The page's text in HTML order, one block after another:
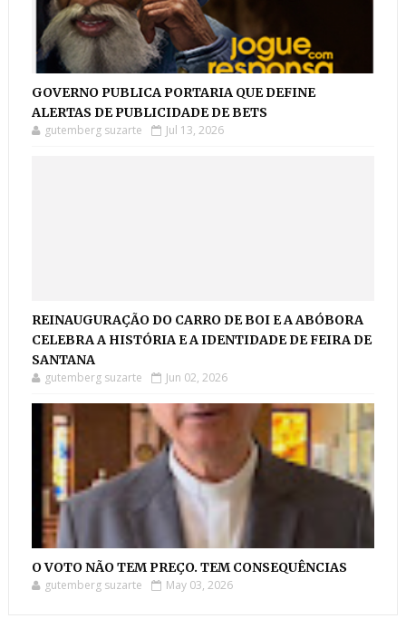
GOVERNO PUBLICA PORTARIA QUE DEFINE
ALERTAS DE PUBLICIDADE DE BETS
gutemberg suzarte Jul 13, 2026
REINAUGURAÇÃO DO CARRO DE BOI E A ABÓBORA
CELEBRA A HISTÓRIA E A IDENTIDADE DE FEIRA DE
SANTANA
gutemberg suzarte Jun 02, 2026
O VOTO NÃO TEM PREÇO. TEM CONSEQUÊNCIAS
gutemberg suzarte May 03, 2026